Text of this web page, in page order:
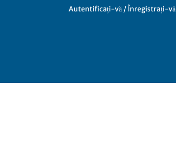
Autentificați-vă / Înregistrați-vă